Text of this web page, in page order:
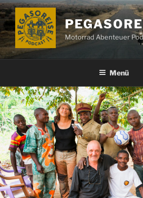
Zum
Inhalt
springen
Motorrad Abenteuer
Menü